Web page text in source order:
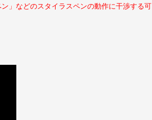
」などのスタイラスペンの動作に干渉する可